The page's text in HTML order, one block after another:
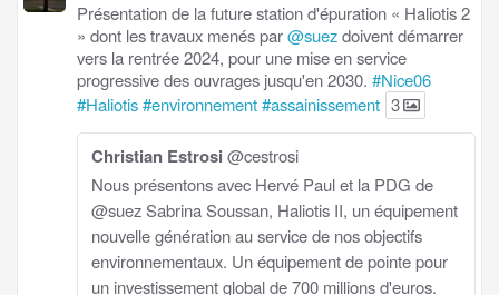
Présentation de la future station d'épuration « Haliotis 2
» dont les travaux menés par@suezdoivent démarrer
vers la rentrée 2024, pour une mise en service
progressive des ouvrages jusqu'en 2030. #Nice06
#Haliotis#environnement#assainissement 3
Christian Estrosi @cestrosi
Nous présentons avec Hervé Paul et la PDG de
@suez Sabrina Soussan, Haliotis II, un équipement
nouvelle génération au service de nos objectifs
environnementaux. Un équipement de pointe pour
un investissement global de 700 millions d'euros.